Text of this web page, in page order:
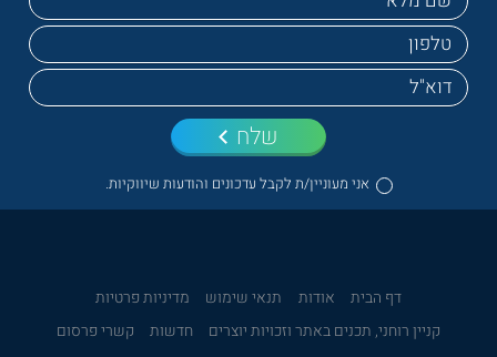
אני מעוניין/ת לקבל עדכונים והודעות שיווקיות.
שלח
דף הבית אודות תנאי שימוש
מדיניות פרטיות
קניין רוחני, תכנים באתר וזכויות יוצרים
חדשות
קשרי פרסום